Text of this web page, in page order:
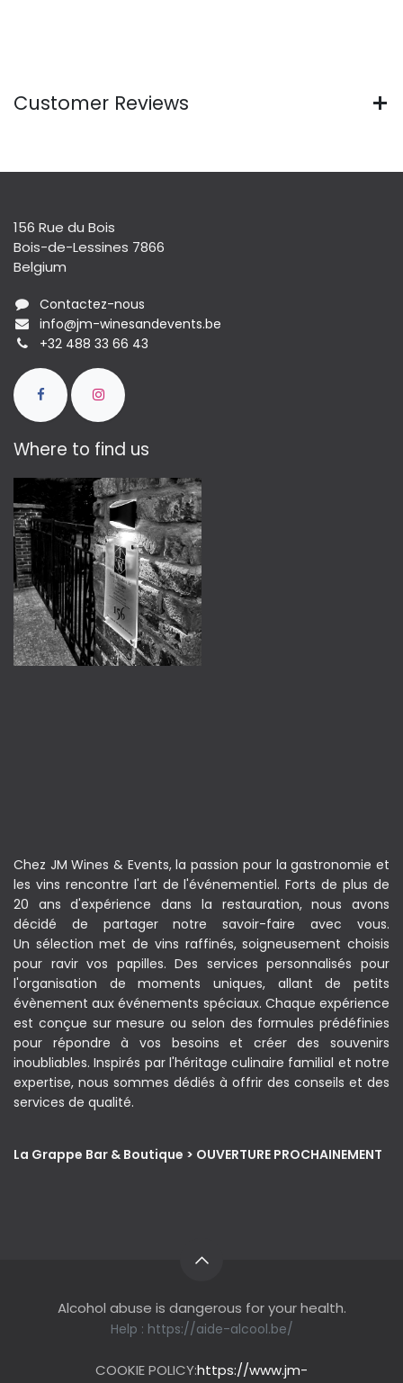
Customer Reviews
156 Rue du Bois
Bois-de-Lessines 7866
Belgium
Contactez-nous
info@jm-winesandevents.be
+32 488 33 66 43
Where to find us​
Chez JM Wines & Events, la passion pour la gastronomie et
les vins rencontre l'art de l'événementiel. Forts de plus de
20 ans d'expérience dans la restauration, nous avons
décidé de partager notre savoir-faire avec vous.
Un sélection met de vins raffinés, soigneusement choisis
pour ravir vos papilles. Des services personnalisés pour
l'organisation de moments uniques, allant de petits
évènement aux événements spéciaux. Chaque expérience
est conçue sur mesure ou selon des formules prédéfinies
pour répondre à vos besoins et créer des souvenirs
inoubliables. Inspirés par l'héritage culinaire familial et notre
expertise, nous sommes dédiés à offrir des conseils et des
services de qualité.
La Grappe Bar & Boutique > OUVERTURE PROCHAINEMENT
Alcohol abuse is dangerous for your health.
Help : https://aide-alcool.be/
COOKIE POLICY:https://www.jm-